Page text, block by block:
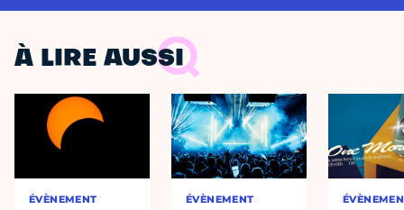
À LIRE AUSSI
ÉVÈNEMENT ÉVÈNEMENT